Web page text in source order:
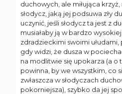
duchowych, ale miłująca krzyż,
słodycz, jaką jej podsuwa zły
uczynić, jeśli słodycz ta jest z
musiałaby ją w bardzo
zdradzieckimi swoimi ułudami,
gdy widzi, że dusza w
na modlitwie się upokarza (a o
powinna, by we wszystkim, co
zwłaszcza w słodyczach
pokorniejsza), szybko da jej